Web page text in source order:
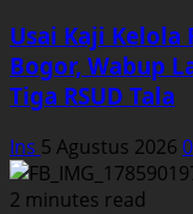
Usai Kaji Kelola
Bogor, Wabup
Tiga RSUD Tala
Ins 5 Agustus 2026 0
2 minutes read